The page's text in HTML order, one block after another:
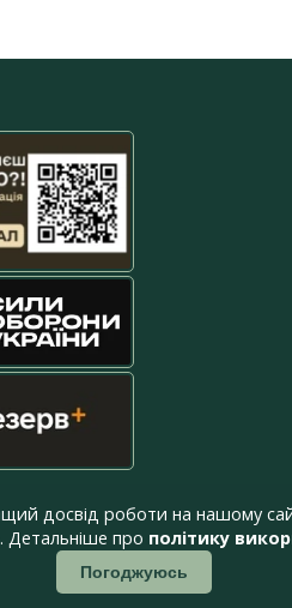
досвід роботи на нашому
Детальніше про політику
Погоджуюсь